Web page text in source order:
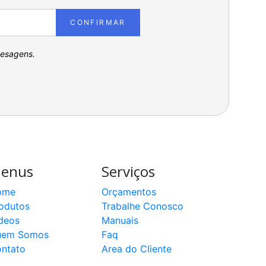
CONFIRMAR
Somos
Serviços
Orçamentos
Trabalhe Conosco
Manuais
Faq
Area do Cliente